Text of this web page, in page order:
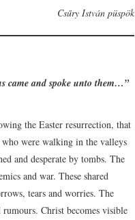
Csűry István püspök
came and spoke unto them…”
the Easter resurrection, that
were walking in the valleys
and desperate by tombs. The
and war. These shared
tears and worries. The
Christ becomes visible